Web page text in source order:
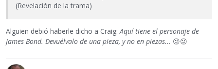
(Revelación de la trama)
Alguien debió haberle dicho a Craig: Aquí tiene el personaje de
James Bond. Devuélvalo de una pieza, y no en piezas... 😜😜